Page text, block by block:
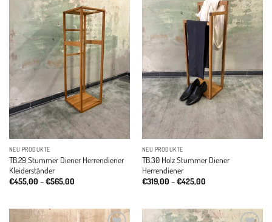
Add to
wishlist
NEU PRODUKTE
TB.29 Stummer Diener Herrendiener
Kleiderständer
€455,00 –€565,00Price
€565,00
Add to
wishlist
NEU PRODUKTE
TB.30 Holz Stummer Diener
Herrendiener
€319,00 –€425,00Price
€425,00